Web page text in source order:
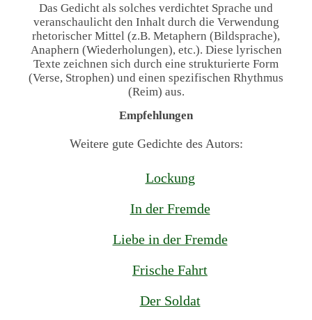
Das Gedicht als solches verdichtet Sprache und
veranschaulicht den Inhalt durch die Verwendung
rhetorischer Mittel (z.B. Metaphern (Bildsprache),
Anaphern (Wiederholungen), etc.). Diese lyrischen
Texte zeichnen sich durch eine strukturierte Form
(Verse, Strophen) und einen spezifischen Rhythmus
(Reim) aus.
Empfehlungen
Weitere gute Gedichte des Autors:
Lockung
In der Fremde
Liebe in der Fremde
Frische Fahrt
Der Soldat